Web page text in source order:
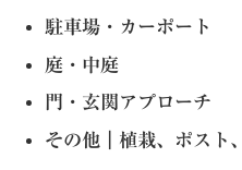
駐車場・カーポート
庭・中庭
門・玄関アプローチ
その他｜植栽、ポスト